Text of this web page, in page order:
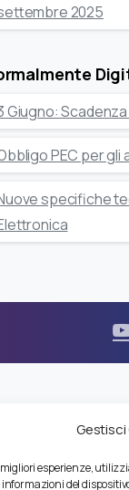
esperienze,
del
2025
Giugno:
PEC per gli
specifiche